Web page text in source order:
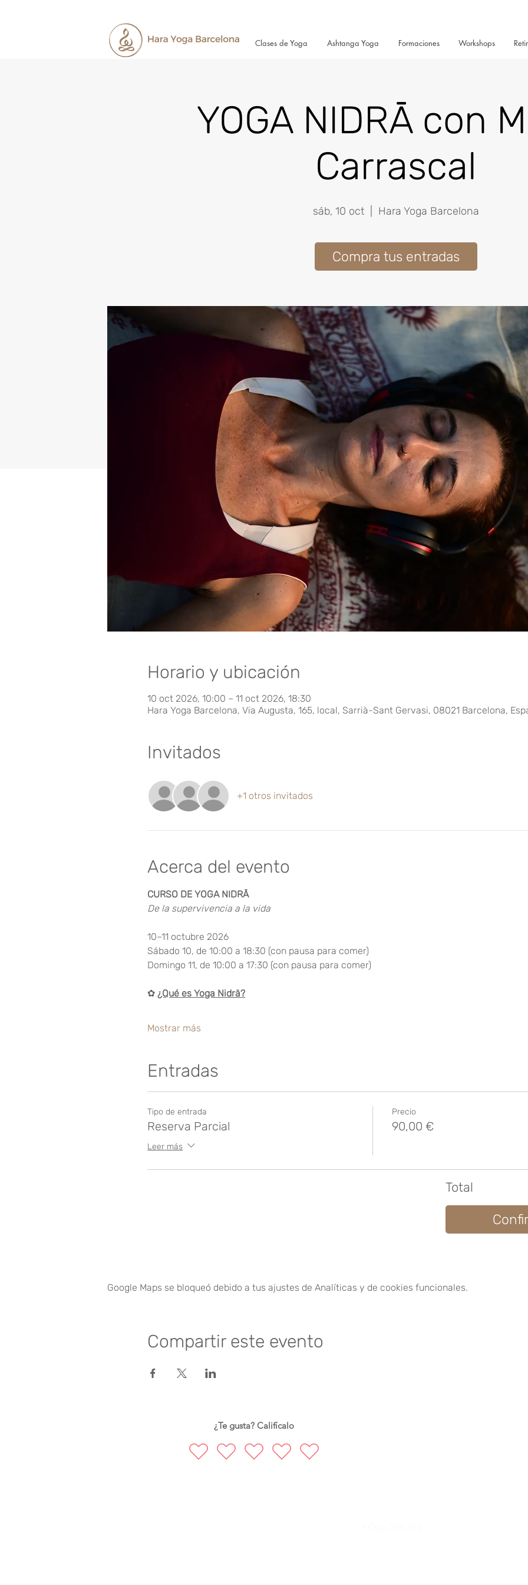
Clases de Yoga Ashtanga Yoga Formaciones Workshops
YOGA NIDRĀ con
Carrascal
sáb, 10 oct
  |
Hara Yoga Barcelona
Compra tus entradas
Horario y ubicación
10 oct 2026, 10:00 – 11 oct 2026, 18:30
Hara Yoga Barcelona, Via Augusta, 165, local, Sarrià-Sant Gervasi, 08021 Barcelona,
Invitados
+1 otros invitados
Acerca del evento
CURSO DE YOGA NIDRĀ
De la supervivencia a la vida
10–11 octubre 2026
Sábado 10, de 10:00 a 18:30 (con pausa para comer)
Domingo 11, de 10:00 a 17:30 (con pausa para comer)
✿ ¿Qué es Yoga Nidrā?
Mostrar más
Entradas
Tipo de entrada
Reserva Parcial
Leer más
Precio
90,00 €
Total
Google Maps se bloqueó debido a tus ajustes de Analíticas y de cookies funcionales.
Compartir este evento
¿Te gusta? Califícalo